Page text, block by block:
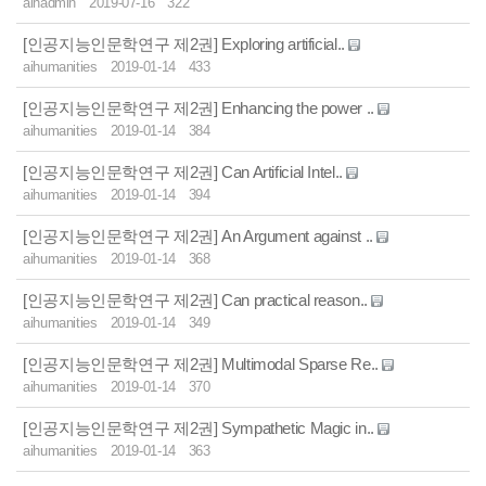
[인공지능인문학연구 제2권] Exploring artificial..
aihumanities 2019-01-14 433
[인공지능인문학연구 제2권] Enhancing the power ..
aihumanities 2019-01-14 384
[인공지능인문학연구 제2권] Can Artificial Intel..
aihumanities 2019-01-14 394
[인공지능인문학연구 제2권] An Argument against ..
aihumanities 2019-01-14 368
[인공지능인문학연구 제2권] Can practical reason..
aihumanities 2019-01-14 349
[인공지능인문학연구 제2권] Multimodal Sparse Re..
aihumanities 2019-01-14 370
[인공지능인문학연구 제2권] Sympathetic Magic in..
aihumanities 2019-01-14 363